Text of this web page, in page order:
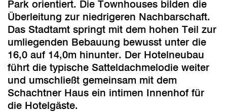
Park orientiert. Die Townhouses bilden die
Überleitung zur niedrigeren Nachbarschaft.
Das Stadtamt springt mit dem hohen Teil zur
umliegenden Bebauung bewusst unter die
16,0 auf 14,0m hinunter. Der Hotelneubau
führt die typische Satteldachmelodie weiter
und umschließt gemeinsam mit dem
Schachtner Haus ein intimen Innenhof für
die Hotelgäste.